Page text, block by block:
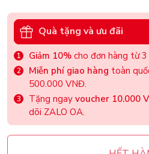
Quà tặng và ưu đãi
Giảm 10% cho đơn hàng từ
Miễn phí giao hàng toàn
500.000 VNĐ.
Tặng ngay voucher 10.000
dõi ZALO OA.